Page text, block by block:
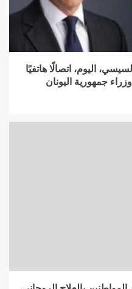
اليوم، اتصالًا هاتفيًا
جمهورية اليونان